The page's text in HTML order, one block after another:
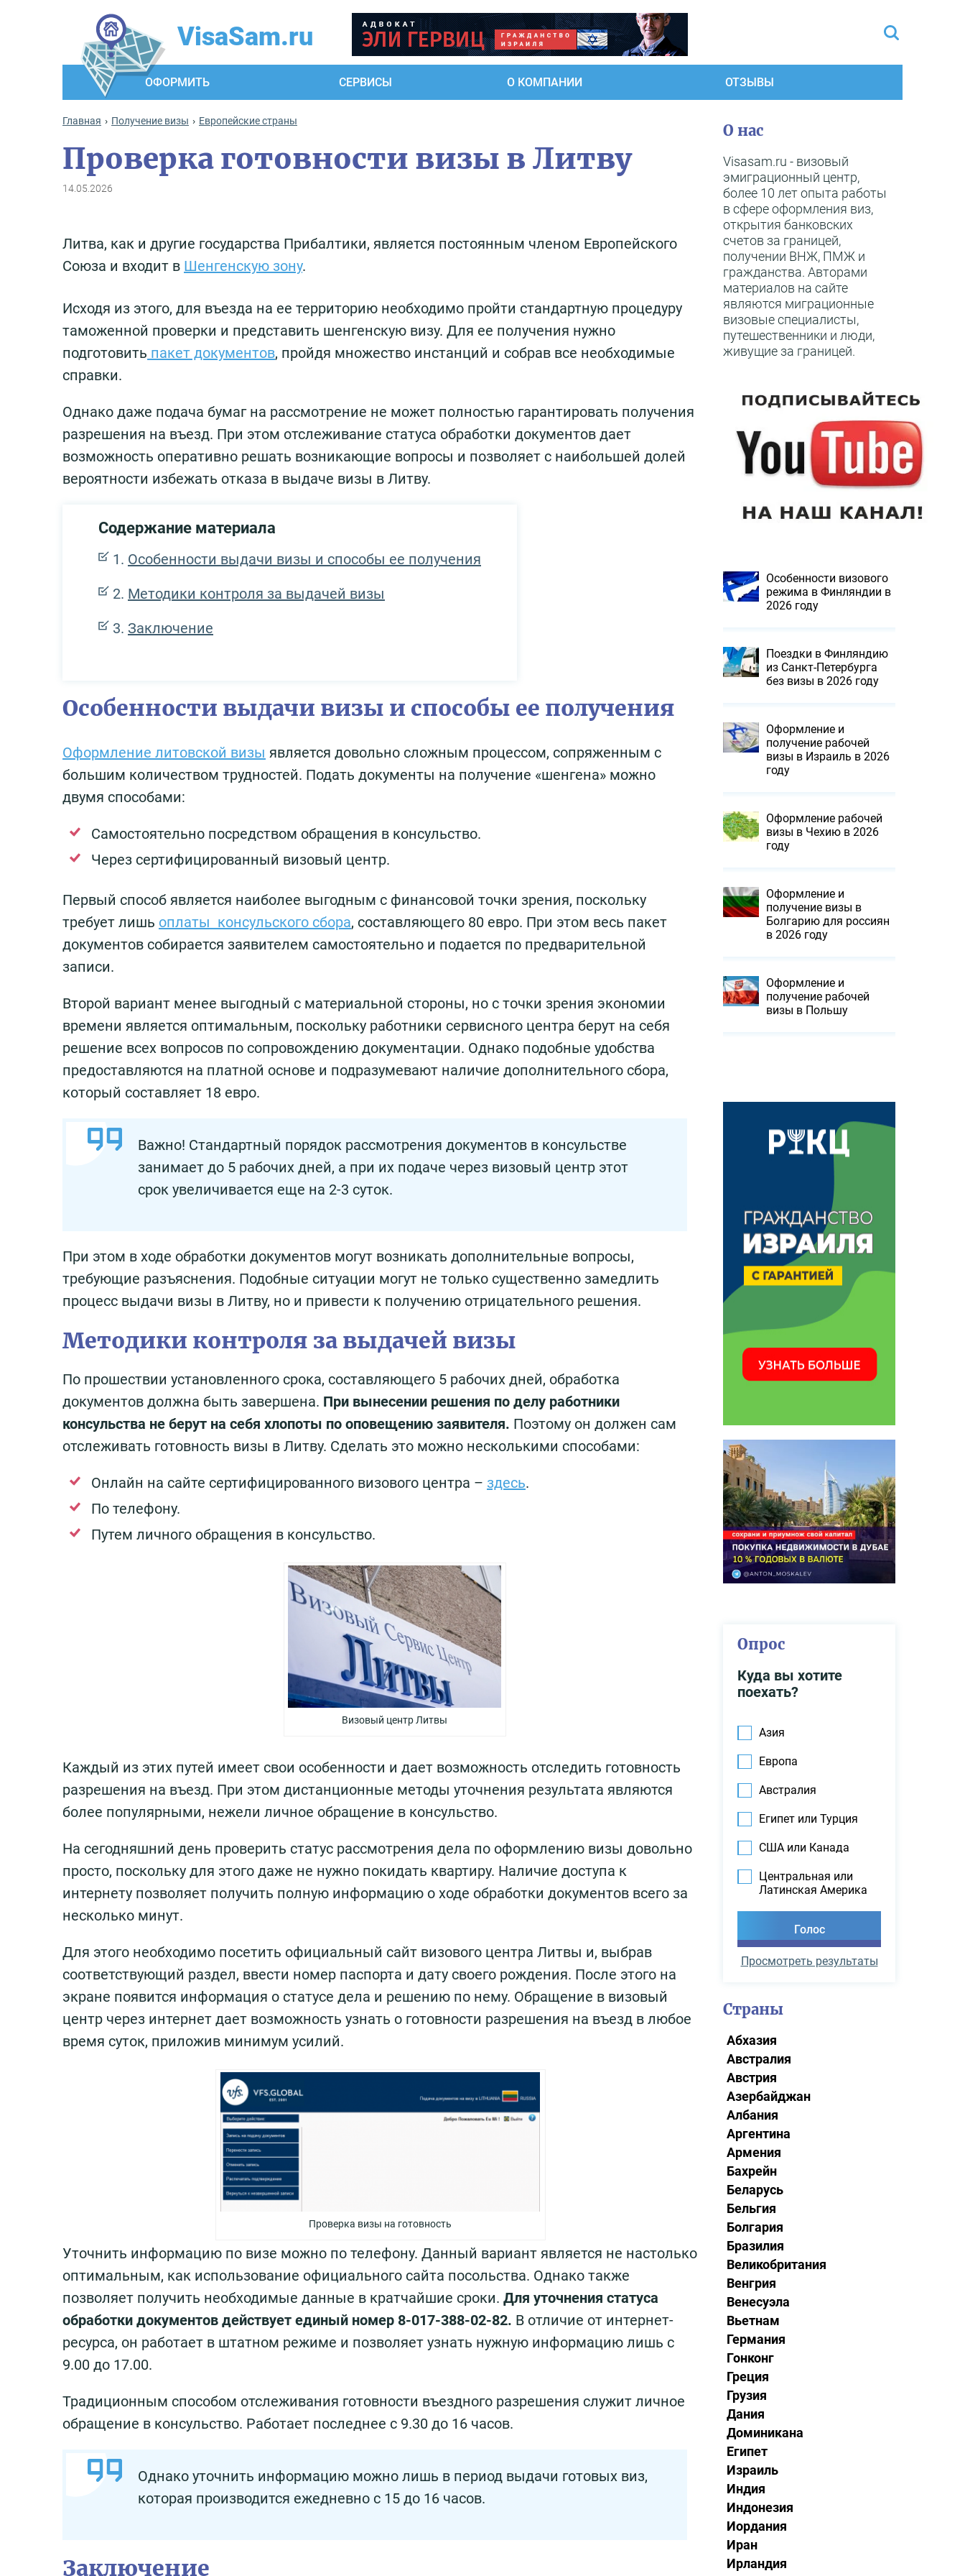
VisaSam.ru
ОФОРМИТЬ СЕРВИСЫ О КОМПАНИИ ОТЗЫВЫ
Главная Получение визы Европейские страны
Проверка готовности визы в Литву
14.05.2026
Литва, как и другие государства Прибалтики, является постоянным членом Европейского
Союза и входит в Шенгенскую зону.
Исходя из этого, для въезда на ее территорию необходимо пройти стандартную процедуру
таможенной проверки и представить шенгенскую визу. Для ее получения нужно
подготовить пакет документов, пройдя множество инстанций и собрав все необходимые
справки.
Однако даже подача бумаг на рассмотрение не может полностью гарантировать получения
разрешения на въезд. При этом отслеживание статуса обработки документов дает
возможность оперативно решать возникающие вопросы и позволяет с наибольшей долей
вероятности избежать отказа в выдаче визы в Литву.
Содержание материала
Особенности выдачи визы и способы ее получения
Методики контроля за выдачей визы
Заключение
Особенности выдачи визы и способы ее получения
Оформление литовской визы является довольно сложным процессом, сопряженным с
большим количеством трудностей. Подать документы на получение «шенгена» можно
двумя способами:
Самостоятельно посредством обращения в консульство.
Через сертифицированный визовый центр.
Первый способ является наиболее выгодным с финансовой точки зрения, поскольку
требует лишь оплаты консульского сбора, составляющего 80 евро. При этом весь пакет
документов собирается заявителем самостоятельно и подается по предварительной
записи.
Второй вариант менее выгодный с материальной стороны, но с точки зрения экономии
времени является оптимальным, поскольку работники сервисного центра берут на себя
решение всех вопросов по сопровождению документации. Однако подобные удобства
предоставляются на платной основе и подразумевают наличие дополнительного сбора,
который составляет 18 евро.
Важно! Стандартный порядок рассмотрения документов в консульстве
занимает до 5 рабочих дней, а при их подаче через визовый центр этот
срок увеличивается еще на 2-3 суток.
При этом в ходе обработки документов могут возникать дополнительные вопросы,
требующие разъяснения. Подобные ситуации могут не только существенно замедлить
процесс выдачи визы в Литву, но и привести к получению отрицательного решения.
Методики контроля за выдачей визы
По прошествии установленного срока, составляющего 5 рабочих дней, обработка
документов должна быть завершена. При вынесении решения по делу работники
консульства не берут на себя хлопоты по оповещению заявителя. Поэтому он должен сам
отслеживать готовность визы в Литву. Сделать это можно несколькими способами:
Онлайн на сайте сертифицированного визового центра – здесь.
По телефону.
Путем личного обращения в консульство.
Визовый центр Литвы
Каждый из этих путей имеет свои особенности и дает возможность отследить готовность
разрешения на въезд. При этом дистанционные методы уточнения результата являются
более популярными, нежели личное обращение в консульство.
На сегодняшний день проверить статус рассмотрения дела по оформлению визы довольно
просто, поскольку для этого даже не нужно покидать квартиру. Наличие доступа к
интернету позволяет получить полную информацию о ходе обработки документов всего за
несколько минут.
Для этого необходимо посетить официальный сайт визового центра Литвы и, выбрав
соответствующий раздел, ввести номер паспорта и дату своего рождения. После этого на
экране появится информация о статусе дела и решению по нему. Обращение в визовый
центр через интернет дает возможность узнать о готовности разрешения на въезд в любое
время суток, приложив минимум усилий.
Проверка визы на готовность
Уточнить информацию по визе можно по телефону. Данный вариант является не настолько
оптимальным, как использование официального сайта посольства. Однако также
позволяет получить необходимые данные в кратчайшие сроки. Для уточнения статуса
обработки документов действует единый номер 8-017-388-02-82. В отличие от интернет-
ресурса, он работает в штатном режиме и позволяет узнать нужную информацию лишь с
9.00 до 17.00.
Традиционным способом отслеживания готовности въездного разрешения служит личное
обращение в консульство. Работает последнее с 9.30 до 16 часов.
Однако уточнить информацию можно лишь в период выдачи готовых виз,
которая производится ежедневно с 15 до 16 часов.
Заключение
О нас
Visasam.ru - визовый
эмиграционный центр,
более 10 лет опыта работы
в сфере оформления виз,
открытия банковских
счетов за границей,
получении ВНЖ, ПМЖ и
гражданства. Авторами
материалов на сайте
являются миграционные
визовые специалисты,
путешественники и люди,
живущие за границей.
Особенности визового
режима в Финляндии в
2026 году
Поездки в Финляндию
из Санкт-Петербурга
без визы в 2026 году
Оформление и
получение рабочей
визы в Израиль в 2026
году
Оформление рабочей
визы в Чехию в 2026
году
Оформление и
получение визы в
Болгарию для россиян
в 2026 году
Оформление и
получение рабочей
визы в Польшу
Опрос
Куда вы хотите
поехать?
Азия
Европа
Австралия
Египет или Турция
США или Канада
Центральная или
Латинская Америка
Просмотреть результаты
Страны
Абхазия
Австралия
Австрия
Азербайджан
Албания
Аргентина
Армения
Бахрейн
Беларусь
Бельгия
Болгария
Бразилия
Великобритания
Венгрия
Венесуэла
Вьетнам
Германия
Гонконг
Греция
Грузия
Дания
Доминикана
Египет
Израиль
Индия
Индонезия
Иордания
Иран
Ирландия